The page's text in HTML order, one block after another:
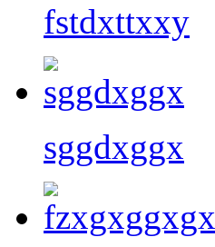
fstdxttxxy
sggdxggx